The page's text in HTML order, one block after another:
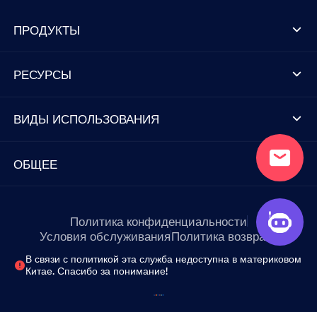
ПРОДУКТЫ
РЕСУРСЫ
ВИДЫ ИСПОЛЬЗОВАНИЯ
ОБЩЕЕ
Политика конфиденциальности
Условия обслуживанияПолитика возврата
В связи с политикой эта служба недоступна в материковом
Китае. Спасибо за понимание!